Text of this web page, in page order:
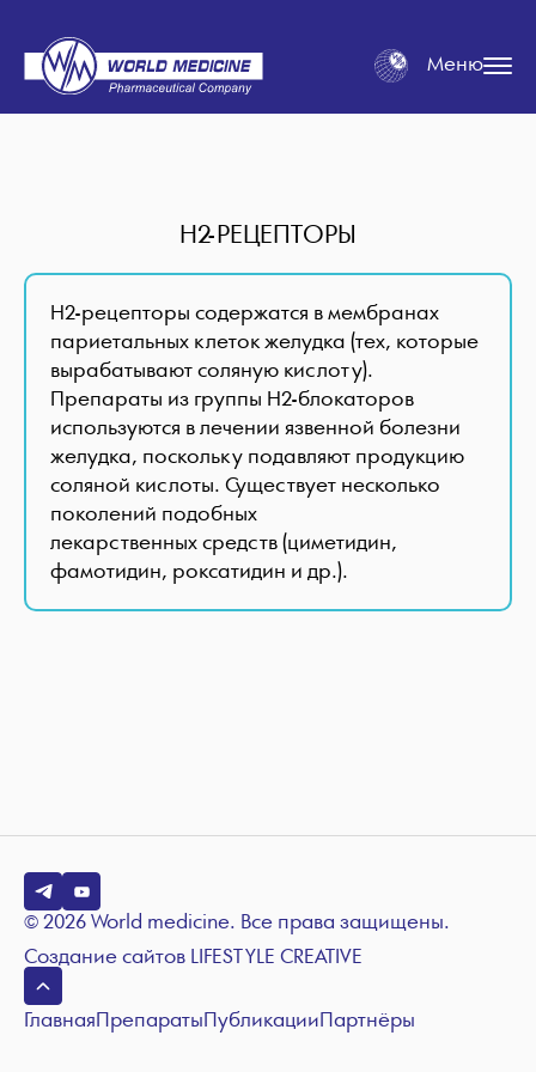
Меню
H2-РЕЦЕПТОРЫ
H2-рецепторы содержатся в мембранах
париетальных клеток желудка (тех, которые
вырабатывают соляную кислоту).
Препараты из группы H2-блокаторов
используются в лечении язвенной болезни
желудка, поскольку подавляют продукцию
соляной кислоты. Существует несколько
поколений подобных
лекарственных средств (циметидин,
фамотидин, роксатидин и др.).
© 2026 World medicine. Все права защищены.
Создание сайтов LIFESTYLE CREATIVE
ГлавнаяПрепаратыПубликацииПартнёры